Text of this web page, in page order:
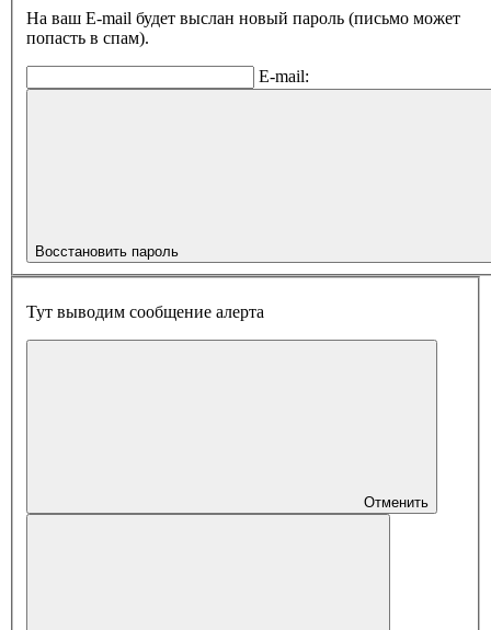
На ваш E-mail будет выслан новый пароль (письмо может
попасть в спам).
E-mail:
Восстановить пароль
Тут выводим сообщение алерта
Отменить